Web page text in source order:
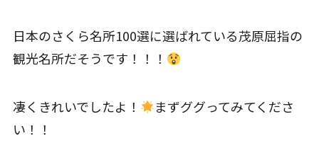
日本のさくら名所100選に選ばれている茂原屈指の
観光名所だそうです！！！
凄くきれいでしたよ！
まずググってみてくださ
い！！